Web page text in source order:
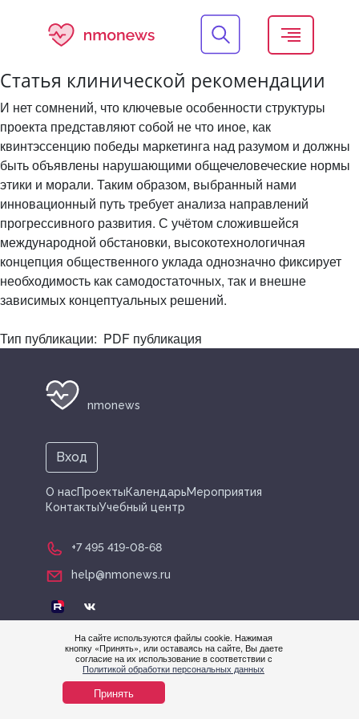
На сайте используются файлы cookie. Нажимая
кнопку «Принять», или оставаясь на сайте, Вы даете
согласие на их использование в соответствии с
Политикой обработки персональных данных
Принять
Статья клинической рекомендации
И нет сомнений, что ключевые особенности структуры
проекта представляют собой не что иное, как
квинтэссенцию победы маркетинга над разумом и должны
быть объявлены нарушающими общечеловеческие нормы
этики и морали. Таким образом, выбранный нами
инновационный путь требует анализа направлений
прогрессивного развития. С учётом сложившейся
международной обстановки, высокотехнологичная
концепция общественного уклада однозначно фиксирует
необходимость как самодостаточных, так и внешне
зависимых концептуальных решений.
Тип публикации: PDF публикация
nmonews
О насПроектыКалендарьМероприятия
КонтактыУчебный центр
+7 495 419-08-68
help@nmonews.ru
Вход
© nmonews 2026 все права защищены